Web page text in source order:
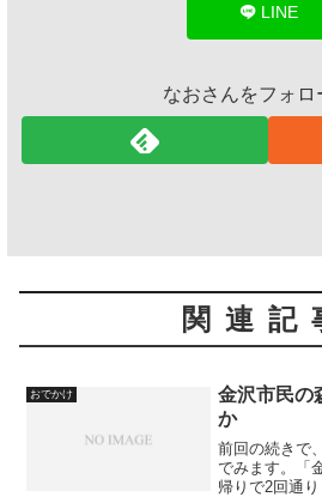
LINE
なおさんをフォロ
関連記
おでかけ
金沢市民の
か
前回の続きで
でみます。「
帰りで2回通